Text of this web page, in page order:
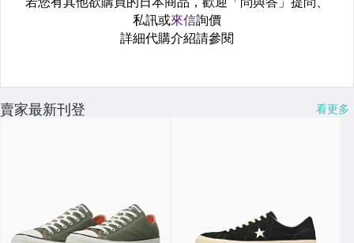
賣家最新刊登 看更多